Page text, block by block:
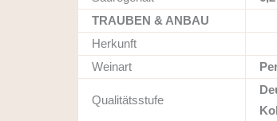
TRAUBEN & ANBAU
Herkunft
Weinart
Qualitätsstufe